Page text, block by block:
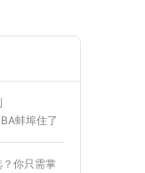
蚌埠住了
你只需掌